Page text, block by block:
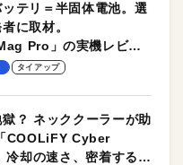
テリ＝半固体電池。選
に取材。
Pro」の実機レビュ
タイアップ
？ ネッククーラーが助
COOLiFY Cyber
却の速さ、密着する冷